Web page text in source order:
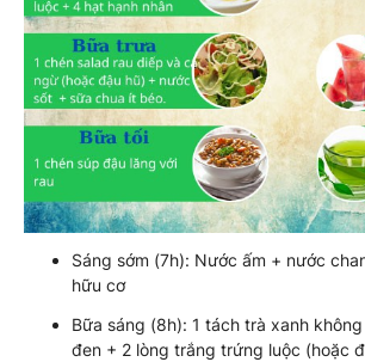
Sáng sớm (7h): Nước ấm + nước
hữu cơ
Bữa sáng (8h): 1 tách trà xanh
đen + 2 lòng trắng trứng luộc (hoặc